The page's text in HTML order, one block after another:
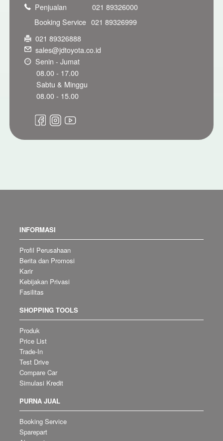
Penjualan
021 89326000
Booking Service 021 89326999
021 89326888
sales@jdtoyota.co.id
Senin - Jumat
08.00 - 17.00
Sabtu & Minggu
08.00 - 15.00
INFORMASI
Profil Perusahaan
Berita dan Promosi
Karir
Kebijakan Privasi
Fasilitas
SHOPPING TOOLS
Produk
Price List
Trade-In
Test Drive
Compare Car
Simulasi Kredit
PURNA JUAL
Booking Service
Sparepart